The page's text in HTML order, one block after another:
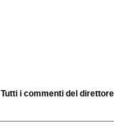
Tutti i commenti del direttore